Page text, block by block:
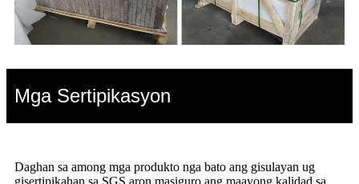
Mga Sertipikasyon
Daghan sa among mga produkto nga bato ang gisulayan ug
gisertipikahan sa SGS aron masiguro ang maayong kalidad sa